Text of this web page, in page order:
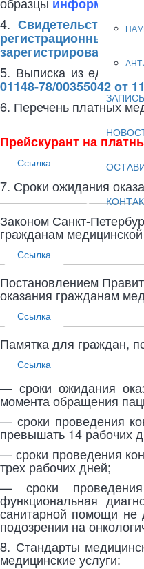
4. Свидетельство о
регистрационный
зарегистрированное
5. Выписка из единого
01148-78/00355042 от
6. Перечень платных
Прейскурант на
Ссылка
7. Сроки ожидания
Законом Санкт-
гражданам
Ссылка
Постановлением
оказания гражданам
Ссылка
Памятка для граждан,
Ссылка
— сроки ожидания
момента обращения
— сроки проведения
превышать 14 рабочих
— сроки проведения
трех рабочих дней;
— сроки проведения
функциональная
санитарной помощи не
подозрении на
8. Стандарты
медицинские услуги: